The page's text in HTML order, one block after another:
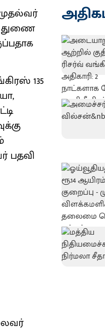
துணை
135
பதவி